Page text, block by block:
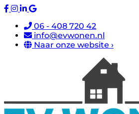
06 - 408 720 42
info@evwonen.nl
Naar onze website ›